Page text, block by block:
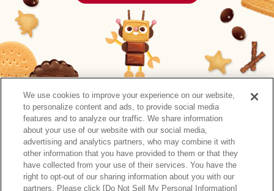
森永製菓公式アカウント一覧
サイトマップ RSSの配信について プライバシーポリシー
We use cookies to improve your experience on our website,
to personalize content and ads, to provide social media
features and to analyze our traffic. We share information
about your use of our website with our social media,
advertising and analytics partners, who may combine it with
other information that you have provided to them or that they
have collected from your use of their services. You have the
right to opt-out of our sharing information about you with our
partners. Please click [Do Not Sell My Personal Information]